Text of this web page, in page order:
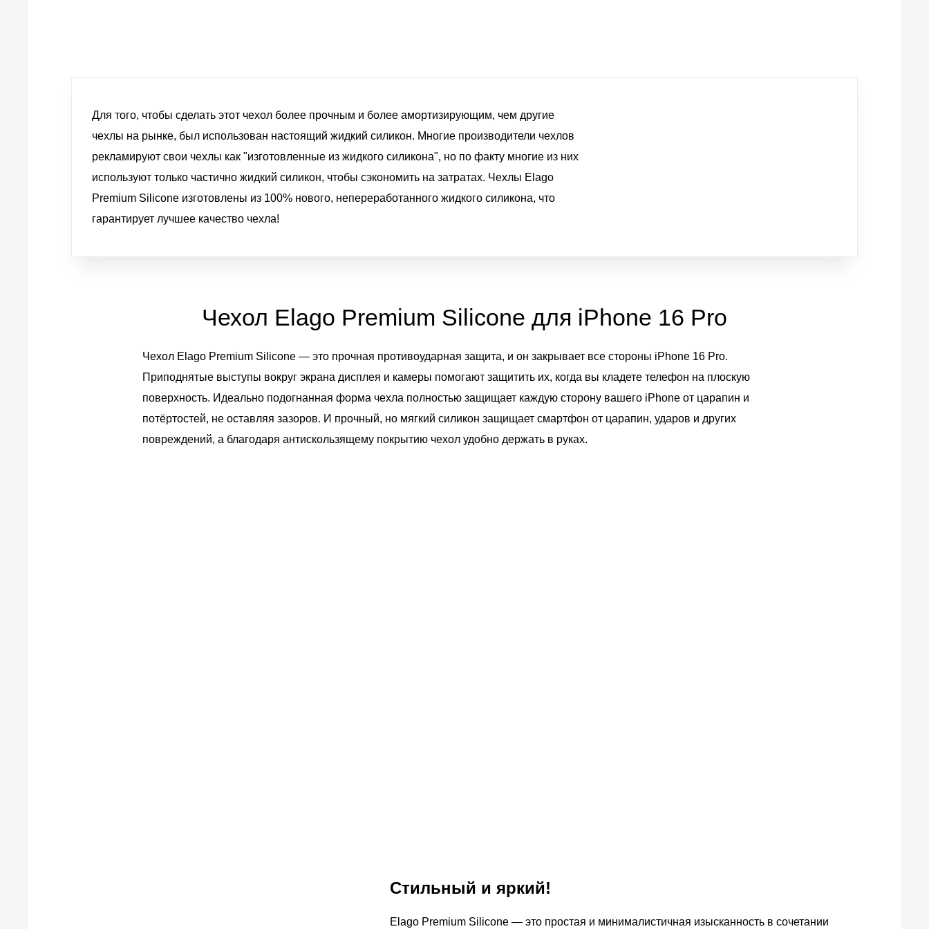
Для того, чтобы сделать этот чехол более прочным и более амортизирующим, чем другие
чехлы на рынке, был использован настоящий жидкий силикон. Многие производители чехлов
рекламируют свои чехлы как "изготовленные из жидкого силикона", но по факту многие из них
используют только частично жидкий силикон, чтобы сэкономить на затратах. Чехлы Elago
Premium Silicone изготовлены из 100% нового, непереработанного жидкого силикона, что
гарантирует лучшее качество чехла!
Чехол Elago Premium Silicone для iPhone 16 Pro
Чехол Elago Premium Silicone — это прочная противоударная защита, и он закрывает все стороны iPhone 16 Pro.
Приподнятые выступы вокруг экрана дисплея и камеры помогают защитить их, когда вы кладете телефон на плоскую
поверхность. Идеально подогнанная форма чехла полностью защищает каждую сторону вашего iPhone от царапин и
потёртостей, не оставляя зазоров. И прочный, но мягкий силикон защищает смартфон от царапин, ударов и других
повреждений, а благодаря антискользящему покрытию чехол удобно держать в руках.
Стильный и яркий!
Elago Premium Silicone — это простая и минималистичная изысканность в сочетании